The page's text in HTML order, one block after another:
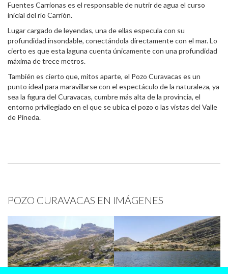
Fuentes Carrionas es el responsable de nutrir de agua el curso
inicial del río Carrión.
Lugar cargado de leyendas, una de ellas especula con su
profundidad insondable, conectándola directamente con el mar. Lo
cierto es que esta laguna cuenta únicamente con una profundidad
máxima de trece metros.
También es cierto que, mitos aparte, el Pozo Curavacas es un
punto ideal para maravillarse con el espectáculo de la naturaleza, ya
sea la figura del Curavacas, cumbre más alta de la provincia, el
entorno privilegiado en el que se ubica el pozo o las vistas del Valle
de Pineda.
POZO CURAVACAS EN IMÁGENES